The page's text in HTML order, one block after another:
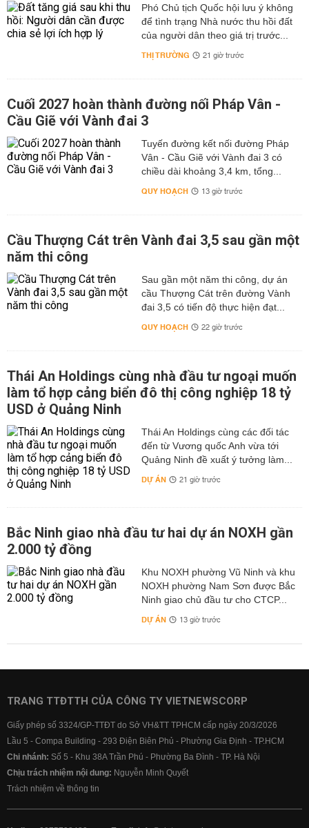
Phó Chủ tịch Quốc hội lưu ý không
để tình trạng Nhà nước thu hồi đất
của người dân theo giá trị trước...
THỊ TRƯỜNG 21 giờ trước
Cuối 2027 hoàn thành đường nối Pháp Vân -
Cầu Giẽ với Vành đai 3
Tuyến đường kết nối đường Pháp
Vân - Cầu Giẽ với Vành đai 3 có
chiều dài khoảng 3,4 km, tổng...
QUY HOẠCH 13 giờ trước
Cầu Thượng Cát trên Vành đai 3,5 sau gần một
năm thi công
Sau gần một năm thi công, dự án
cầu Thượng Cát trên đường Vành
đai 3,5 có tiến độ thực hiện đạt...
QUY HOẠCH 22 giờ trước
Thái An Holdings cùng nhà đầu tư ngoại muốn
làm tổ hợp cảng biển đô thị công nghiệp 18 tỷ
USD ở Quảng Ninh
Thái An Holdings cùng các đối tác
đến từ Vương quốc Anh vừa tới
Quảng Ninh đề xuất ý tưởng làm...
DỰ ÁN 21 giờ trước
Bắc Ninh giao nhà đầu tư hai dự án NOXH gần
2.000 tỷ đồng
Khu NOXH phường Vũ Ninh và khu
NOXH phường Nam Sơn được Bắc
Ninh giao chủ đầu tư cho CTCP...
DỰ ÁN 13 giờ trước
TRANG TTĐTTH CỦA CÔNG TY VIETNEWSCORP
Giấy phép số 3324/GP-TTĐT do Sở VH&TT TPHCM cấp ngày 20/3/2026
Lầu 5 - Compa Building - 293 Điện Biên Phủ - Phường Gia Định - TP.HCM
Chi nhánh: Số 5 - Khu 38A Trần Phú - Phường Ba Đình - TP. Hà Nội
Chịu trách nhiệm nội dung: Nguyễn Minh Quyết
Trách nhiệm về thông tin